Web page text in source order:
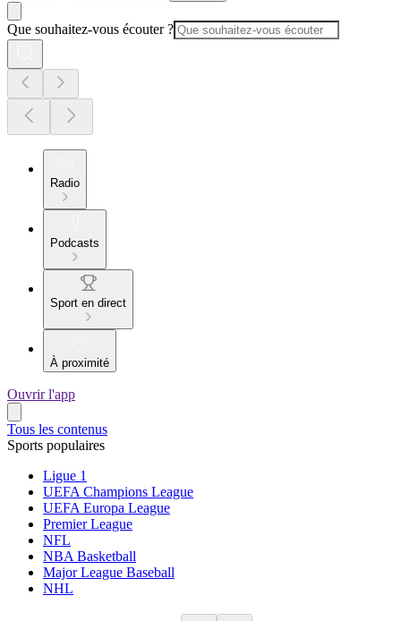
Que souhaitez-vous écouter ?
Radio
Podcasts
Sport en direct
À proximité
Ouvrir l'app
Tous les contenus
Sports populaires
Ligue 1
UEFA Champions League
UEFA Europa League
Premier League
NFL
NBA Basketball
Major League Baseball
NHL